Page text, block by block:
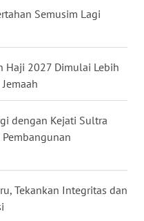
Semusim Lagi
Haji 2027 Dimulai Lebih
dengan Kejati Sultra
Tekankan Integritas dan